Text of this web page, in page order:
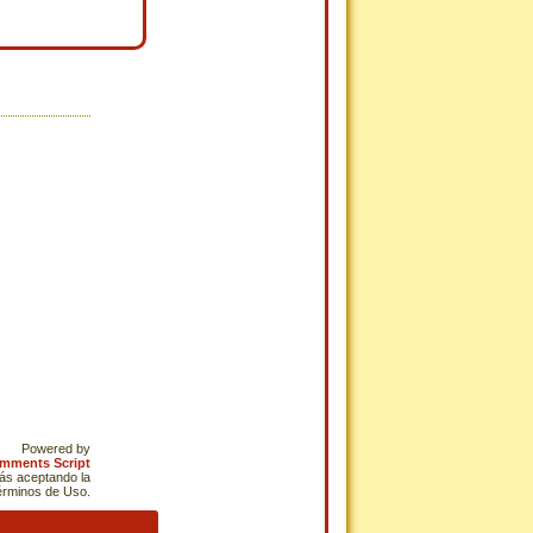
Powered by
Script
aceptando la
de Uso.